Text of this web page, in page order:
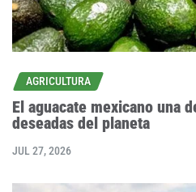
AGRICULTURA
El aguacate mexicano una
deseadas del planeta
JUL 27, 2026